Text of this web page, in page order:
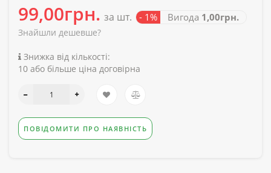
99,00грн. за шт. - 1% Вигода 1,00грн.
Знайшли дешевше?
Знижка від кількості:
10 або більше ціна договірна
ПОВІДОМИТИ ПРО НАЯВНІСТЬ